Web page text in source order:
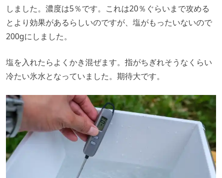
しました。濃度は5％です。これは20％ぐらいまで攻める
とより効果があるらしいのですが、塩がもったいないので
200gにしました。
塩を入れたらよくかき混ぜます。指がちぎれそうなくらい
冷たい氷水となっていました。期待大です。